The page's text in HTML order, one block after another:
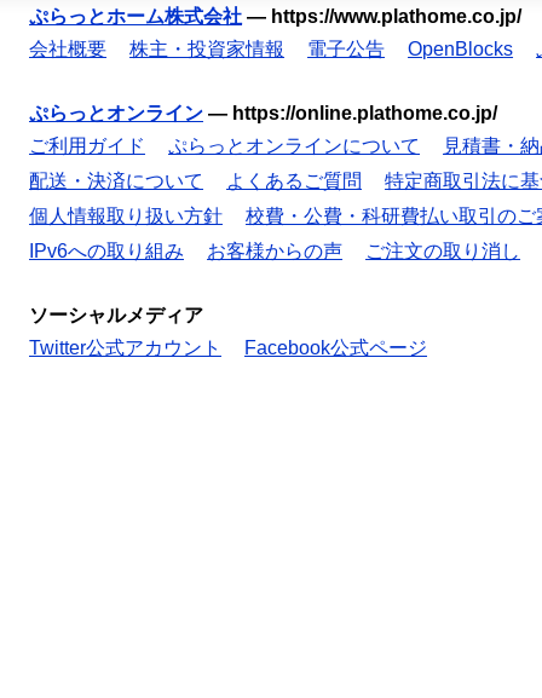
ぷらっとホーム株式会社 — https://www.plathome.co.jp/
会社概要
株主・投資家情報 電子公告 OpenBlocks
ぷらっとオンライン — https://online.plathome.co.jp/
ご利用ガイド
ぷらっとオンラインについて
見積書・
配送・決済について
よくあるご質問
特定商取引法に
個人情報取り扱い方針
校費・公費・科研費払い取引のご
IPv6への取り組み
お客様からの声 ご注文の取り消し
ソーシャルメディア
Twitter公式アカウント
Facebook公式ページ